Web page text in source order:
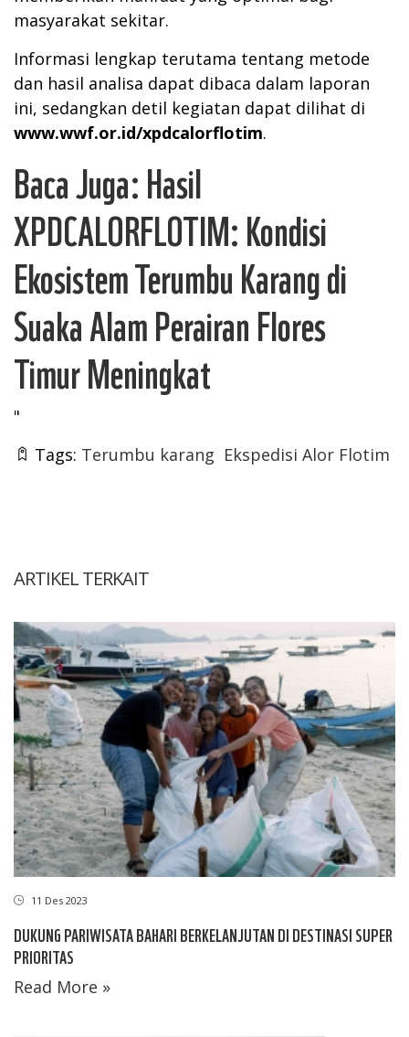
masyarakat sekitar.
Informasi lengkap terutama tentang metode
dan hasil analisa dapat dibaca dalam laporan
ini, sedangkan detil kegiatan dapat dilihat di
www.wwf.or.id/xpdcalorflotim.
Baca Juga: Hasil
XPDCALORFLOTIM: Kondisi
Ekosistem Terumbu Karang di
Suaka Alam Perairan Flores
Timur Meningkat
"
Tags: Terumbu karang Ekspedisi Alor Flotim
ARTIKEL TERKAIT
11 Des 2023
DUKUNG PARIWISATA BAHARI BERKELANJUTAN DI DESTINASI SUPER
PRIORITAS
Read More »